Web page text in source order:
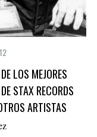
LOS MEJORES
STAX RECORDS
ARTISTAS